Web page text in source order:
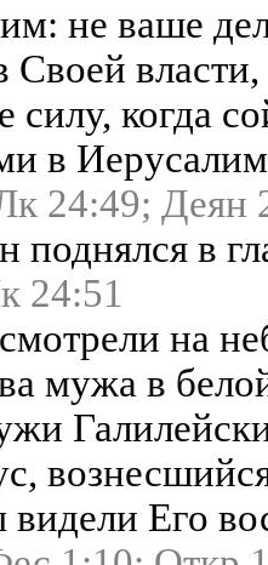
не ваше
власти,
силу, когда
в
24:49; Деян
поднялся в
24:51
на
мужа в
видели Его